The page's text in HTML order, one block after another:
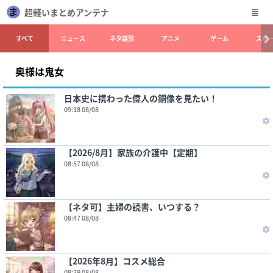
超軽いまとめアンテナ
すべて ニュース ネタ雑談 アニメ ゲーム スポ
奥様は鬼女
日本史に携わった偉人の銅像を見たい！
09:18 08/08
【2026/8月】家族の介護中【定期】
08:57 08/08
【ネタ可】主婦の読書、いつする？
08:47 08/08
【2026年8月】コスメ総合